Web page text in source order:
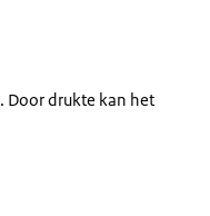
. Door drukte kan het